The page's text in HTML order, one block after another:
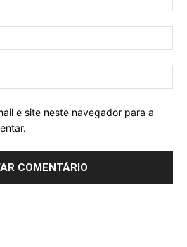
e site neste navegador para a